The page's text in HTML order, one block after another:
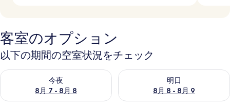
客室のオプション
以下の期間の空室状況をチェック
今夜
8月 7 - 8月 8
今夜 8月 7 - 8月 8 の空室状況をチェック
明日
8月 8 - 8月 9
明日 8月 8 - 8月 9 の空室状況